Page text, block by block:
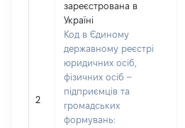
2
зареєстрована в
Україні
Код в Єдиному
державному реєстрі
юридичних осіб,
фізичних осіб –
підприємців та
громадських
формувань: